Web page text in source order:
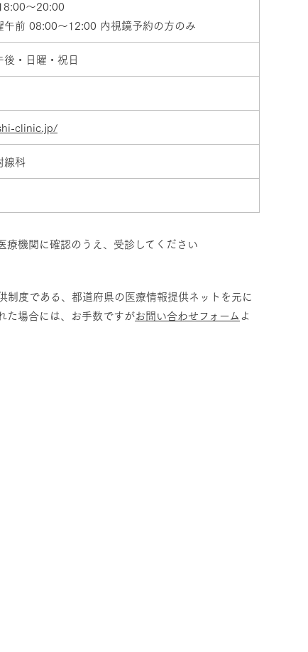
～20:00
前 08:00～12:00 内視鏡予約の方のみ
・日曜・祝日
clinic.jp/
線科
機関に確認のうえ、受診してください
度である、都道府県の医療情報提供ネットを元に
た場合には、お手数ですがお問い合わせフォームよ